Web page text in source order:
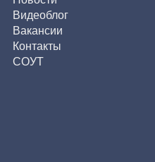
Видеоблог
Вакансии
Контакты
СОУТ